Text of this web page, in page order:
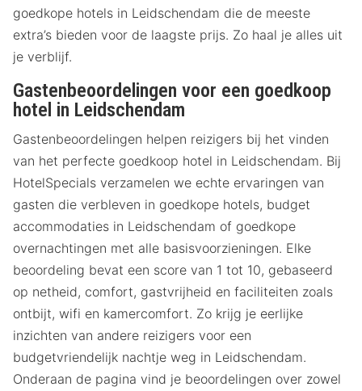
goedkope hotels in Leidschendam die de meeste
extra’s bieden voor de laagste prijs. Zo haal je alles uit
je verblijf.
Gastenbeoordelingen voor een goedkoop
hotel in Leidschendam
Gastenbeoordelingen helpen reizigers bij het vinden
van het perfecte goedkoop hotel in Leidschendam. Bij
HotelSpecials verzamelen we echte ervaringen van
gasten die verbleven in goedkope hotels, budget
accommodaties in Leidschendam of goedkope
overnachtingen met alle basisvoorzieningen. Elke
beoordeling bevat een score van 1 tot 10, gebaseerd
op netheid, comfort, gastvrijheid en faciliteiten zoals
ontbijt, wifi en kamercomfort. Zo krijg je eerlijke
inzichten van andere reizigers voor een
budgetvriendelijk nachtje weg in Leidschendam.
Onderaan de pagina vind je beoordelingen over zowel